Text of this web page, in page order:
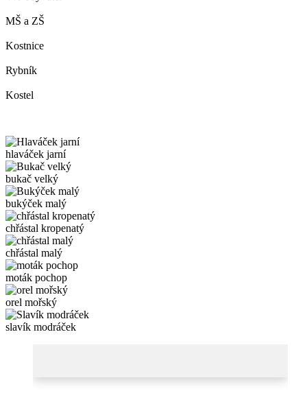
MŠ a ZŠ
Kostnice
Rybník
Kostel
hlaváček jarní
bukač velký
bukýček malý
chřástal kropenatý
chřástal malý
moták pochop
orel mořský
slavík modráček